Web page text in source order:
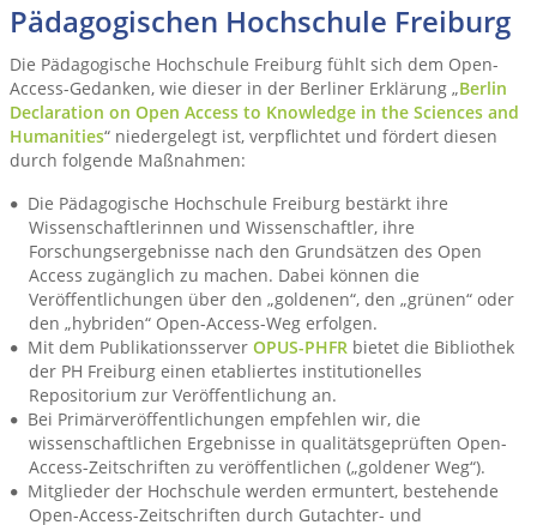
Pädagogischen Hochschule Freiburg
Die Pädagogische Hochschule Freiburg fühlt sich dem Open-
Access-Gedanken, wie dieser in der Berliner Erklärung „Berlin
Declaration on Open Access to Knowledge in the Sciences and
Humanities“ niedergelegt ist, verpflichtet und fördert diesen
durch folgende Maßnahmen:
Die Pädagogische Hochschule Freiburg bestärkt ihre
Wissenschaftlerinnen und Wissenschaftler, ihre
Forschungsergebnisse nach den Grundsätzen des Open
Access zugänglich zu machen. Dabei können die
Veröffentlichungen über den „goldenen“, den „grünen“ oder
den „hybriden“ Open-Access-Weg erfolgen.
Mit dem PublikationsserverOPUS-PHFR bietet die Bibliothek
der PH Freiburg einen etabliertes institutionelles
Repositorium zur Veröffentlichung an.
Bei Primärveröffentlichungen empfehlen wir, die
wissenschaftlichen Ergebnisse in qualitätsgeprüften Open-
Access-Zeitschriften zu veröffentlichen („goldener Weg“).
Mitglieder der Hochschule werden ermuntert, bestehende
Open-Access-Zeitschriften durch Gutachter- und